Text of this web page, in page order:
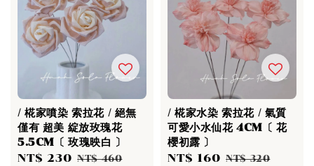
/ 椛家噴染 索拉花 / 絕無
僅有 超美 綻放玫瑰花
5.5CM〔 玫瑰映白 〕
Sale
NT$ 230 Regular
NT$ 460
/ 椛家水染 索拉花 / 氣質
可愛小水仙花 4CM〔 花
櫻初露 〕
Sale
NT$ 160 Regular
NT$ 320